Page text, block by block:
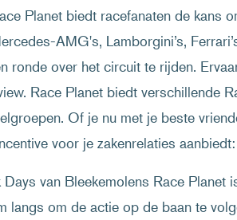
Planet biedt racefanaten de kans
AMG's, Lamborgini’s,
ronde over het circuit te rijden.
Race Planet biedt verschillende
Of je nu met je beste
voor je zakenrelaties
Days van Bleekemolens Race Planet
langs om de actie op de baan te